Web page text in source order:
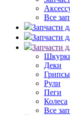
Все
Запчасти
Запчасти
Запчасти
Деки
Грипсы
Рули
Пеги
Колеса
Все